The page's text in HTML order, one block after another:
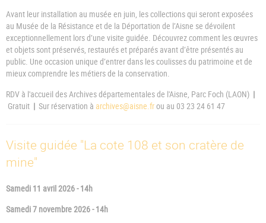
Avant leur installation au musée en juin, les collections qui seront exposées
au Musée de la Résistance et de la Déportation de l’Aisne se dévoilent
exceptionnellement lors d’une visite guidée. Découvrez comment les œuvres
et objets sont préservés, restaurés et préparés avant d’être présentés au
public. Une occasion unique d’entrer dans les coulisses du patrimoine et de
mieux comprendre les métiers de la conservation.
RDV à l'accueil des Archives départementales de l'Aisne, Parc Foch (LAON) |
Gratuit | Sur réservation à archives@aisne.frou au 03 23 24 61 47
Visite guidée "La cote 108 et son cratère de
mine"
Samedi 11 avril 2026 - 14h
Samedi 7 novembre 2026 - 14h